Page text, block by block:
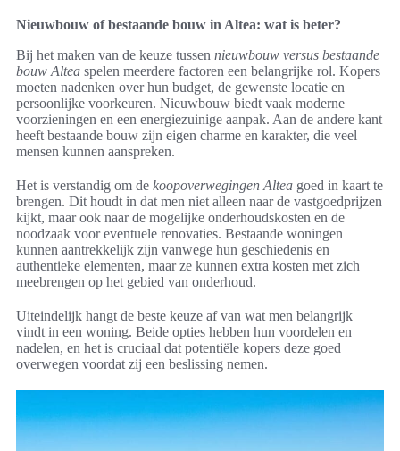
Nieuwbouw of bestaande bouw in Altea: wat is beter?
Bij het maken van de keuze tussen nieuwbouw versus bestaande
bouw Altea spelen meerdere factoren een belangrijke rol. Kopers
moeten nadenken over hun budget, de gewenste locatie en
persoonlijke voorkeuren. Nieuwbouw biedt vaak moderne
voorzieningen en een energiezuinige aanpak. Aan de andere kant
heeft bestaande bouw zijn eigen charme en karakter, die veel
mensen kunnen aanspreken.
Het is verstandig om de koopoverwegingen Altea goed in kaart te
brengen. Dit houdt in dat men niet alleen naar de vastgoedprijzen
kijkt, maar ook naar de mogelijke onderhoudskosten en de
noodzaak voor eventuele renovaties. Bestaande woningen
kunnen aantrekkelijk zijn vanwege hun geschiedenis en
authentieke elementen, maar ze kunnen extra kosten met zich
meebrengen op het gebied van onderhoud.
Uiteindelijk hangt de beste keuze af van wat men belangrijk
vindt in een woning. Beide opties hebben hun voordelen en
nadelen, en het is cruciaal dat potentiële kopers deze goed
overwegen voordat zij een beslissing nemen.